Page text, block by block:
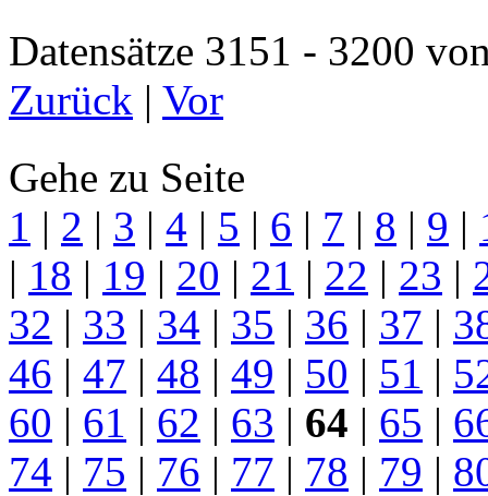
Datensätze 3151 - 3200
Zurück | Vor
Gehe zu Seite
1 | 2 | 3 | 4 | 5 | 6 | 7 | 8 | 9 |
| 18 | 19 | 20 | 21 | 22 | 23 |
32 | 33 | 34 | 35 | 36 | 37 |
46 | 47 | 48 | 49 | 50 | 51 |
60 | 61 | 62 | 63 | 64 | 65 |
74 | 75 | 76 | 77 | 78 | 79 |